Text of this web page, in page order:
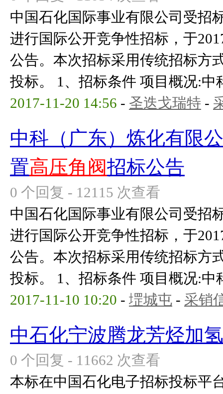
中国石化国际事业有限公司受招
进行国际公开竞争性招标，于
公告。本次招标采用传统招标方
投标。 1、招标条件 项目概况:中
2017-11-20 14:56 - 圣迭戈瑞特 -
中科（广东）炼化有限
置高压角阀招标公告
0 个回复 - 12115 次查看
中国石化国际事业有限公司受招
进行国际公开竞争性招标，于
公告。本次招标采用传统招标方
投标。 1、招标条件 项目概况:中
2017-11-10 10:20 - 堽城屯 - 采销
中石化宁波腾龙芳烃加
0 个回复 - 11662 次查看
本标在中国石化电子招标投标平